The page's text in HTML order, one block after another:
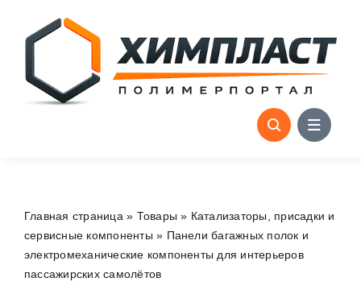
content
Главная страница » Товары » Катализаторы, присадки и
сервисные компоненты » Панели багажных полок и
электромеханические компоненты для интерьеров
пассажирских самолётов